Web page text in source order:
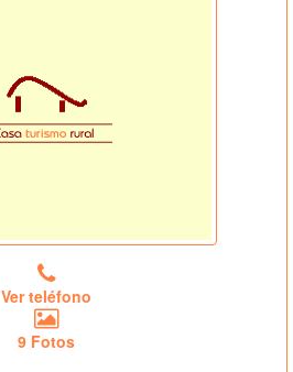
Ver teléfono
9 Fotos